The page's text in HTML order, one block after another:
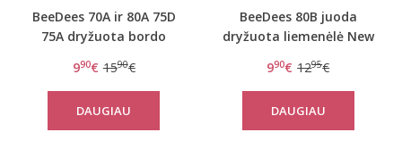
BeeDees 70A ir 80A 75D
75A dryžuota bordo
WHPM
990€ 1590€
DAUGIAU
BeeDees 80B juoda
dryžuota liemenėlė New
990€ 1295€
DAUGIAU